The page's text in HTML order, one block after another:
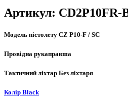
Артикул: CD2P10FR-
Модель пістолету CZ P10-F / SC
Провідна рукаправша
Тактичний ліхтар Без ліхтаря
Колір Black